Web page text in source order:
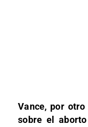
Vance, por
sobre el